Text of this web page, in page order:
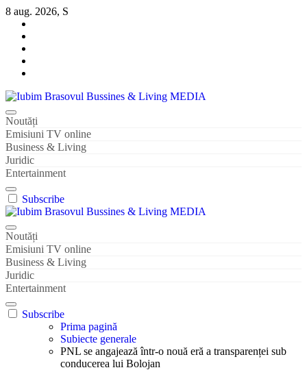
Sari
conținut
8 aug. 2026, S
Iubim Brasovul Bussines & Living MEDIA
Din pasiune și dragoste pentru Brașoveni
Noutăți
Emisiuni TV online
Business & Living
Juridic
Entertainment
Subscribe
Iubim Brasovul Bussines & Living MEDIA
Din pasiune și dragoste pentru Brașoveni
Noutăți
Emisiuni TV online
Business & Living
Juridic
Entertainment
Subscribe
Prima pagină
Subiecte generale
PNL se angajează într-o nouă eră a transparenței sub
conducerea lui Bolojan